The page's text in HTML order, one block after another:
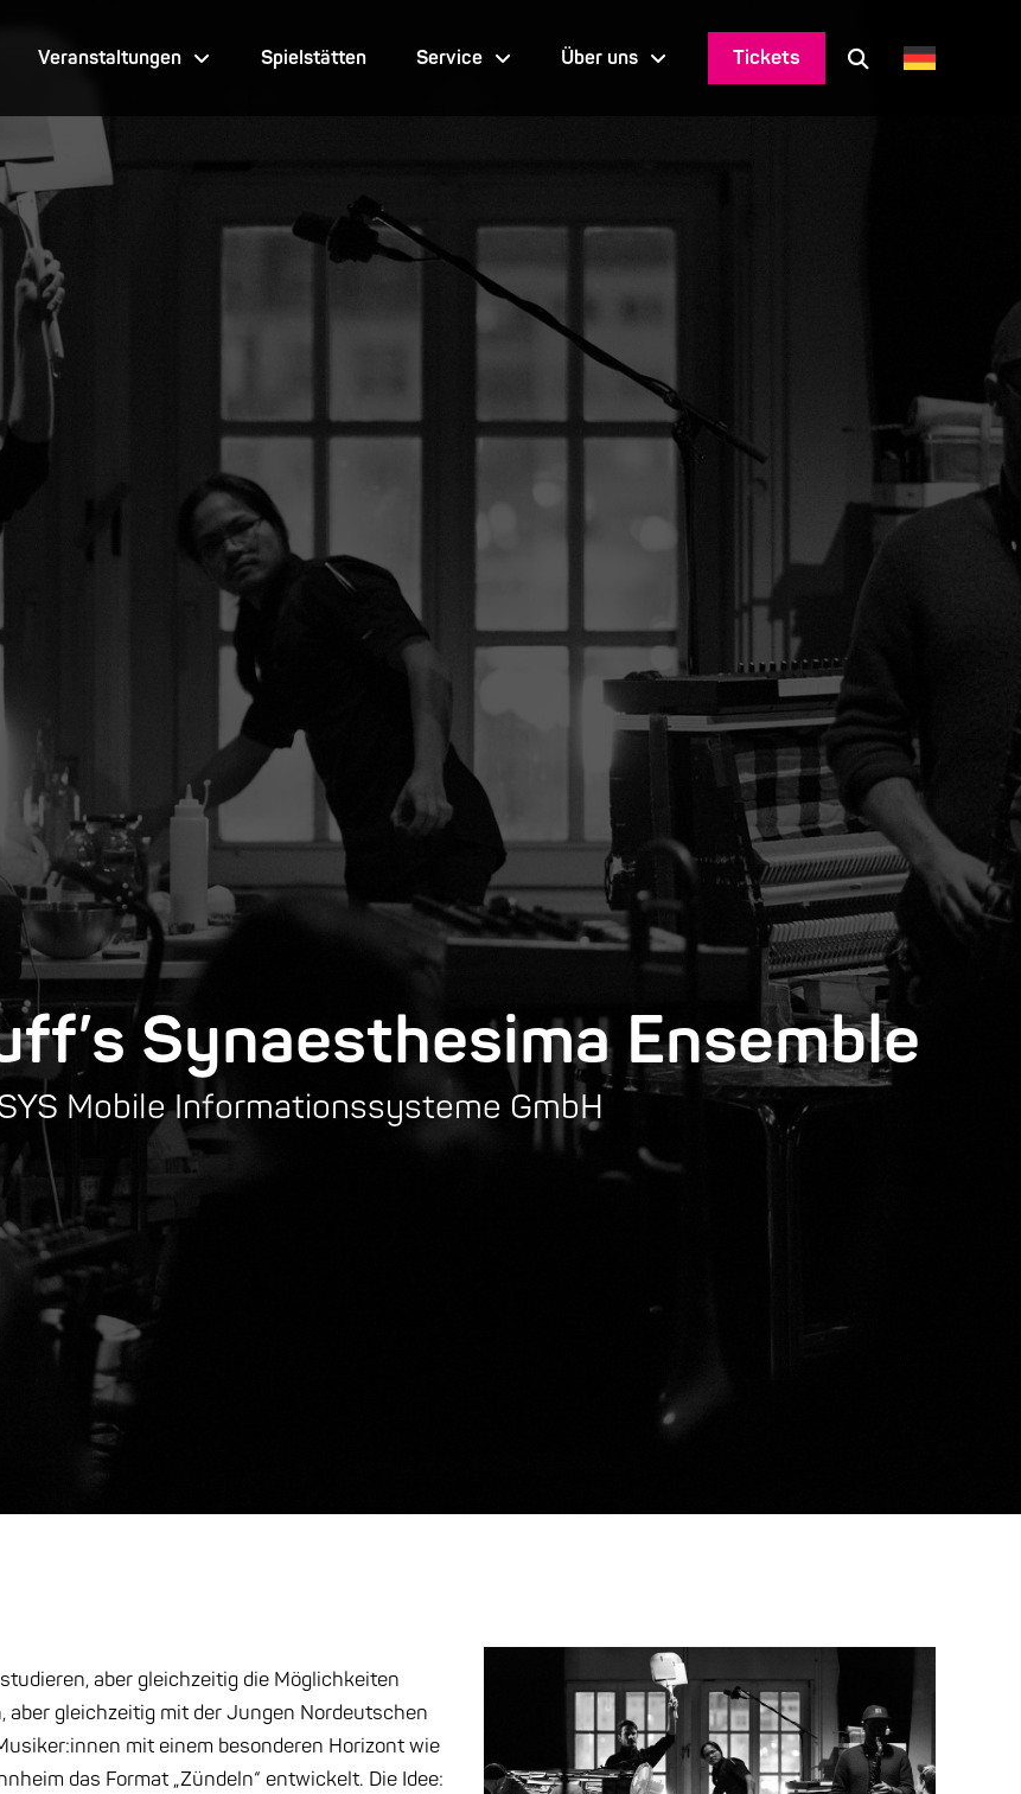
Veranstaltungen Spielstätten Service Über uns Tickets
Synaesthesima Ensemble
Mobile Informationssysteme GmbH
aber gleichzeitig die Möglichkeiten
gleichzeitig mit der Jungen Nordeutschen
mit einem besonderen Horizont wie
das Format „Zündeln“ entwickelt. Die Idee: